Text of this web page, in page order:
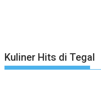
Kuliner Hits di Tegal